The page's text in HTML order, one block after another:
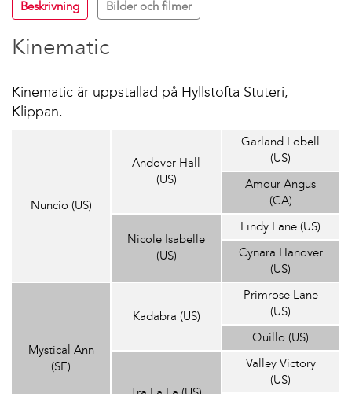
Beskrivning Bilder och filmer
Kinematic
Kinematic är uppstallad på Hyllstofta Stuteri,
Klippan.
Nuncio (US)
Andover Hall
(US)
Garland Lobell
(US)
Amour Angus
(CA)
Nicole Isabelle
(US)
Lindy Lane (US)
Cynara Hanover
(US)
Mystical Ann
(SE)
Kadabra (US)
Primrose Lane
(US)
Quillo (US)
Valley Victory
(US)